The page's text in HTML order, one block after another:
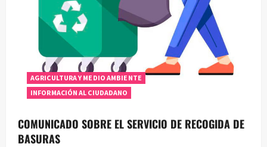
AGRICULTURA Y MEDIO AMBIENTE
INFORMACIÓN AL CIUDADANO
COMUNICADO SOBRE EL SERVICIO DE RECOGIDA DE
BASURAS